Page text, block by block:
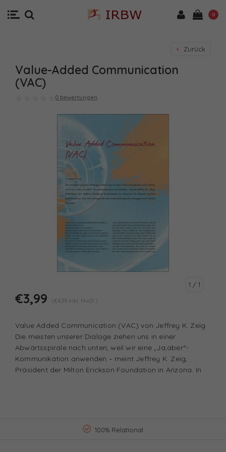
0
Zurück
Value-Added Communication
(VAC)
0 bewertungen
1 / 1
€3,99 (€4,39 Inkl. MwSt.)
Value Added Communication (VAC) von Jeffrey K. Zeig
Die meisten unserer Dialoge ziehen uns in einer
Abwärtsspirale nach unten, weil wir eine „Ja,aber“-
Kommunikation anwenden – meint Jeffrey K. Zeig,
Präsident der Milton Erickson Foundation in Arizona. In
100% Relational